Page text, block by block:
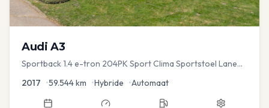
Audi A3
Sportback 1.4 e-tron 204PK Sport Clima Sportstoel Lane
2017 •59.544km •Hybride •Automaat